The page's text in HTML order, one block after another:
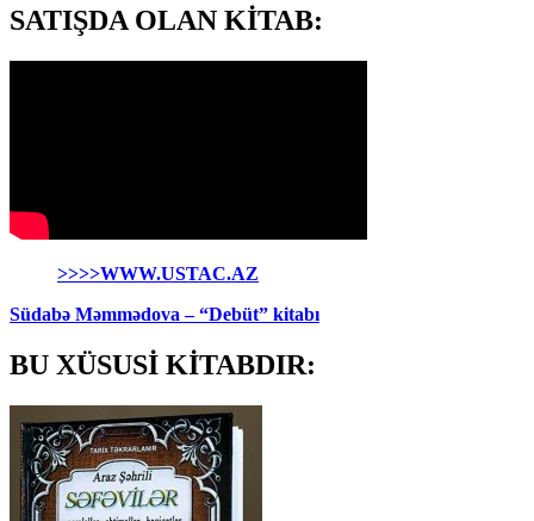
SATIŞDA OLAN KİTAB:
>>>>WWW.USTAC.AZ
Südabə Məmmədova – “Debüt” kitabı
BU XÜSUSİ KİTABDIR: